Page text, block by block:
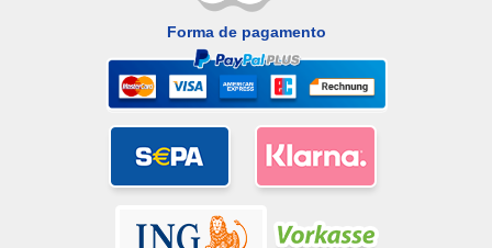
Forma de pagamento